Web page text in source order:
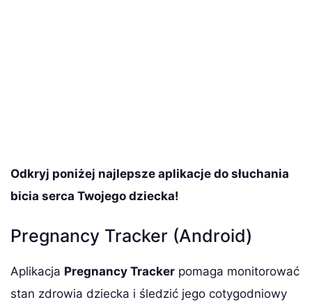
Odkryj poniżej najlepsze aplikacje do słuchania
bicia serca Twojego dziecka!
Pregnancy Tracker (Android)
Aplikacja Pregnancy Tracker pomaga monitorować
stan zdrowia dziecka i śledzić jego cotygodniowy